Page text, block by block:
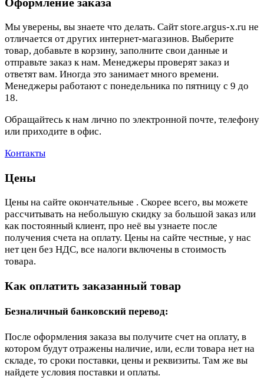
Мы уверены, вы знаете что делать. Сайт store.argus-x.ru не
отличается от других интернет-магазинов. Выберите
товар, добавьте в корзину, заполните свои данные и
отправьте заказ к нам. Менеджеры проверят заказ и
ответят вам. Иногда это занимает много времени.
Менеджеры работают с понедельника по пятницу с 9 до
18.
Обращайтесь к нам лично по электронной почте, телефону
или приходите в офис.
Контакты
Цены
Цены на сайте окончательные . Скорее всего, вы можете
рассчитывать на небольшую скидку за большой заказ или
как постоянный клиент, про неё вы узнаете после
получения счета на оплату. Цены на сайте честные, у нас
нет цен без НДС, все налоги включены в стоимость
товара.
Как оплатить заказанный товар
Безналичный банковский перевод:
После оформления заказа вы получите счет на оплату, в
котором будут отражены наличие, или, если товара нет на
складе, то сроки поставки, цены и реквизиты. Там же вы
найдете условия поставки и оплаты.